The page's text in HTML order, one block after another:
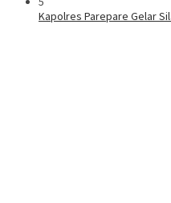
Kapolres Parepare Gelar